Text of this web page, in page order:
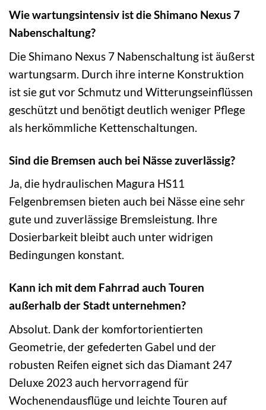
Wie wartungsintensiv ist die Shimano Nexus 7
Nabenschaltung?
Die Shimano Nexus 7 Nabenschaltung ist äußerst
wartungsarm. Durch ihre interne Konstruktion
ist sie gut vor Schmutz und Witterungseinflüssen
geschützt und benötigt deutlich weniger Pflege
als herkömmliche Kettenschaltungen.
Sind die Bremsen auch bei Nässe zuverlässig?
Ja, die hydraulischen Magura HS11
Felgenbremsen bieten auch bei Nässe eine sehr
gute und zuverlässige Bremsleistung. Ihre
Dosierbarkeit bleibt auch unter widrigen
Bedingungen konstant.
Kann ich mit dem Fahrrad auch Touren
außerhalb der Stadt unternehmen?
Absolut. Dank der komfortorientierten
Geometrie, der gefederten Gabel und der
robusten Reifen eignet sich das Diamant 247
Deluxe 2023 auch hervorragend für
Wochenendausflüge und leichte Touren auf